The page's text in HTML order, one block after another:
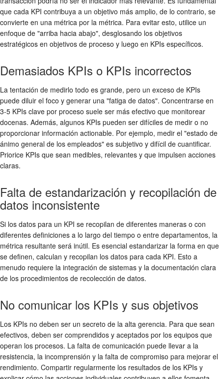
que cada KPI contribuya a un objetivo más amplio, de lo contrario, se
convierte en una métrica por la métrica. Para evitar esto, utilice un
enfoque de "arriba hacia abajo", desglosando los objetivos
estratégicos en objetivos de proceso y luego en KPIs específicos.
Demasiados KPIs o KPIs incorrectos
La tentación de medirlo todo es grande, pero un exceso de KPIs
puede diluir el foco y generar una "fatiga de datos". Concentrarse en
3-5 KPIs clave por proceso suele ser más efectivo que monitorear
docenas. Además, algunos KPIs pueden ser difíciles de medir o no
proporcionar información actionable. Por ejemplo, medir el "estado de
ánimo general de los empleados" es subjetivo y difícil de cuantificar.
Priorice KPIs que sean medibles, relevantes y que impulsen acciones
claras.
Falta de estandarización y recopilación de
datos inconsistente
Si los datos para un KPI se recopilan de diferentes maneras o con
diferentes definiciones a lo largo del tiempo o entre departamentos, la
métrica resultante será inútil. Es esencial estandarizar la forma en que
se definen, calculan y recopilan los datos para cada KPI. Esto a
menudo requiere la integración de sistemas y la documentación clara
de los procedimientos de recolección de datos.
No comunicar los KPIs y sus objetivos
Los KPIs no deben ser un secreto de la alta gerencia. Para que sean
efectivos, deben ser comprendidos y aceptados por los equipos que
operan los procesos. La falta de comunicación puede llevar a la
resistencia, la incomprensión y la falta de compromiso para mejorar el
rendimiento. Compartir regularmente los resultados de los KPIs y